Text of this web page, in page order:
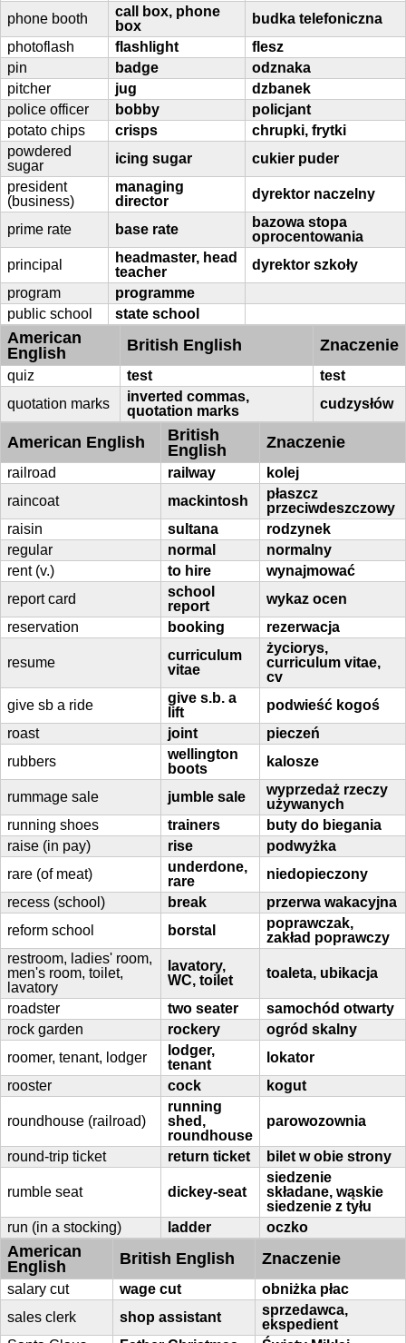
phone booth
call box, phone
box
budka telefoniczna
photoflash
flashlight
flesz
pin
badge
odznaka
pitcher
jug
dzbanek
police officer
bobby
policjant
potato chips
crisps
chrupki, frytki
powdered
sugar
icing sugar
cukier puder
president
(business)
managing
director
dyrektor naczelny
prime rate base rate
bazowa stopa
oprocentowania
principal
headmaster, head
teacher
dyrektor szkoły
program
programme
public school
state school
American
English
British English Znaczenie
quiz test
test
quotation marks
inverted commas,
quotation marks
cudzysłów
American English
British
English
Znaczenie
railroad railway
kolej
raincoat
mackintosh
płaszcz
przeciwdeszczowy
raisin
sultana
rodzynek
regular
normal
normalny
rent (v.)
to hire
wynajmować
report card
school
report
wykaz ocen
reservation
booking rezerwacja
resume
curriculum
vitae
życiorys,
curriculum vitae,
cv
give sb a ride
give s.b. a
lift
podwieść kogoś
roast
joint
pieczeń
rubbers
wellington
boots
kalosze
rummage sale jumble sale
wyprzedaż rzeczy
używanych
running shoes
trainers
buty do biegania
raise (in pay)
rise
podwyżka
rare (of meat)
underdone,
rare
niedopieczony
recess (school)
break
przerwa wakacyjna
reform school
borstal
poprawczak,
zakład poprawczy
restroom, ladies' room,
men's room, toilet,
lavatory
lavatory,
WC, toilet
toaleta, ubikacja
roadster two seater
samochód otwarty
rock garden
rockery
ogród skalny
roomer, tenant, lodger
lodger,
tenant
lokator
rooster
cock kogut
roundhouse (railroad)
running
shed,
roundhouse
parowozownia
round-trip ticket return ticket bilet w obie strony
rumble seat dickey-seat
siedzenie
składane, wąskie
siedzenie z tyłu
run (in a stocking)
ladder oczko
American
English
British English Znaczenie
salary cut wage cut
obniżka płac
sales clerk
shop assistant
sprzedawca,
ekspedient